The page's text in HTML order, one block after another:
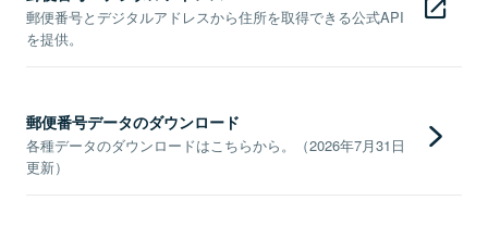
郵便番号とデジタルアドレスから住所を取得できる公式API
を提供。
郵便番号データのダウンロード
各種データのダウンロードはこちらから。（2026年7月31日
更新）